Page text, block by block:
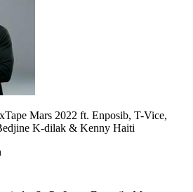
Mars 2022 ft. Enposib, T-Vice,
K-dilak & Kenny Haiti